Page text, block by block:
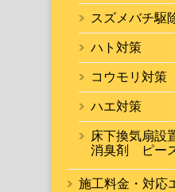
スズメバチ駆
ハト対策
コウモリ対策
ハエ対策
床下換気扇設
消臭剤 ピー
施工料金・対応